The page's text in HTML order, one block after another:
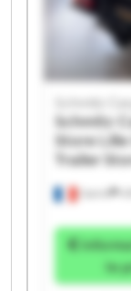
Cargobull
Store Lille
Carvin
Schmitz
Schmitz
Store Lille
Trailer
Information sur
le